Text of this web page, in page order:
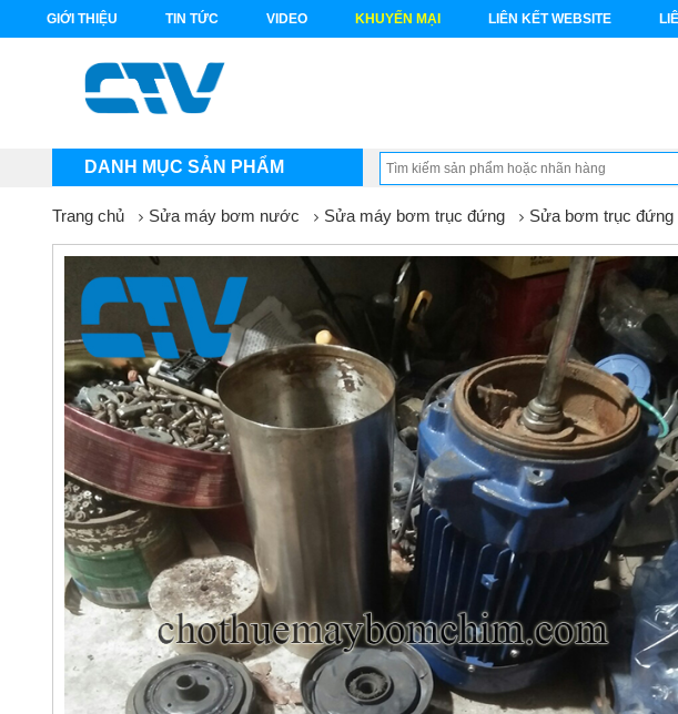
GIỚI THIỆU TIN TỨC VIDEO KHUYẾN MẠI LIÊN KẾT WEBSITE
DANH MỤC SẢN PHẨM
Trang chủ Sửa máy bơm nước Sửa máy bơm trục đứng Sửa bơm trục đứng